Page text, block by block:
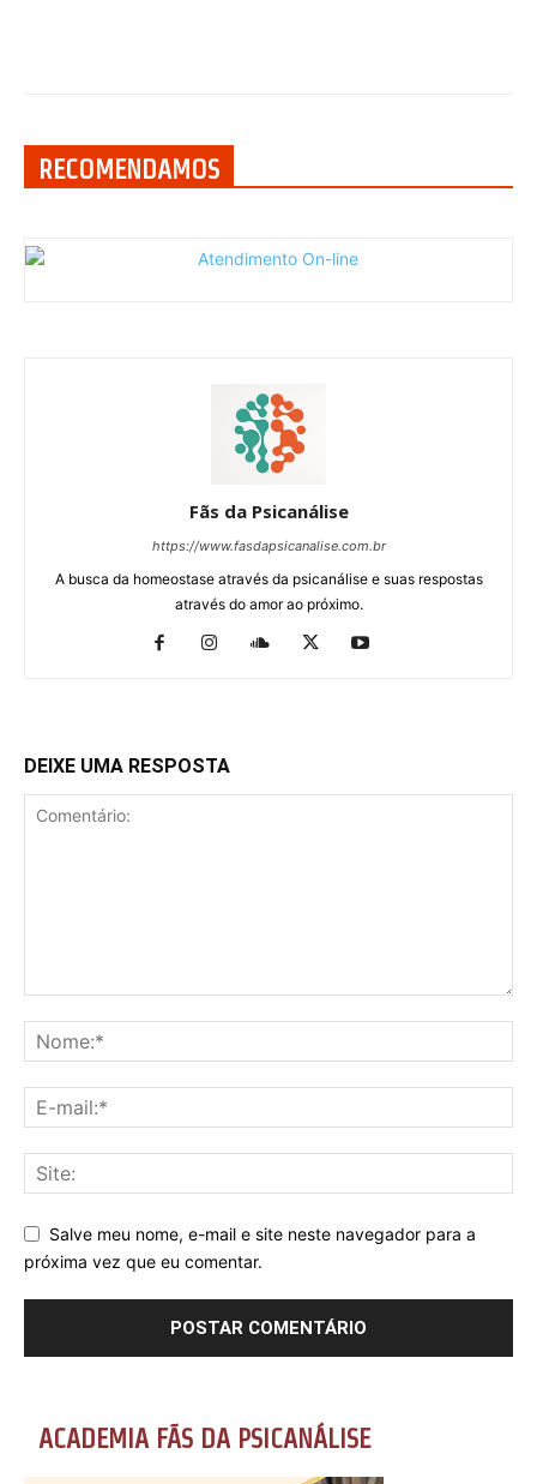
RECOMENDAMOS
Fãs da Psicanálise
https://www.fasdapsicanalise.com.br
A busca da homeostase através da psicanálise e suas respostas
através do amor ao próximo.
DEIXE UMA RESPOSTA
Salve meu nome, e-mail e site neste navegador para a
próxima vez que eu comentar.
ACADEMIA FÃS DA PSICANÁLISE